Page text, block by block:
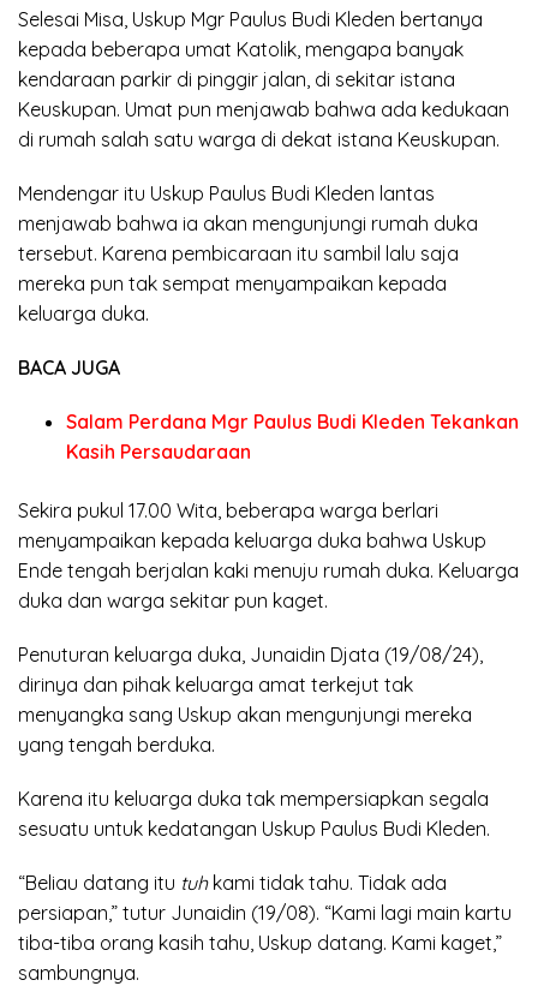
Selesai Misa, Uskup Mgr Paulus Budi Kleden bertanya
kepada beberapa umat Katolik, mengapa banyak
kendaraan parkir di pinggir jalan, di sekitar istana
Keuskupan. Umat pun menjawab bahwa ada kedukaan
di rumah salah satu warga di dekat istana Keuskupan.
Mendengar itu Uskup Paulus Budi Kleden lantas
menjawab bahwa ia akan mengunjungi rumah duka
tersebut. Karena pembicaraan itu sambil lalu saja
mereka pun tak sempat menyampaikan kepada
keluarga duka.
BACA JUGA
Salam Perdana Mgr Paulus Budi Kleden Tekankan
Kasih Persaudaraan
Sekira pukul 17.00 Wita, beberapa warga berlari
menyampaikan kepada keluarga duka bahwa Uskup
Ende tengah berjalan kaki menuju rumah duka. Keluarga
duka dan warga sekitar pun kaget.
Penuturan keluarga duka, Junaidin Djata (19/08/24),
dirinya dan pihak keluarga amat terkejut tak
menyangka sang Uskup akan mengunjungi mereka
yang tengah berduka.
Karena itu keluarga duka tak mempersiapkan segala
sesuatu untuk kedatangan Uskup Paulus Budi Kleden.
“Beliau datang itu tuhkami tidak tahu. Tidak ada
persiapan,” tutur Junaidin (19/08). “Kami lagi main kartu
tiba-tiba orang kasih tahu, Uskup datang. Kami kaget,”
sambungnya.